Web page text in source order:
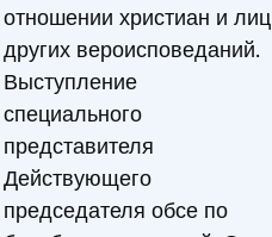
отношении христиан и лиц
других вероисповеданий.
Выступление
специального
представителя
Действующего
председателя обсе по